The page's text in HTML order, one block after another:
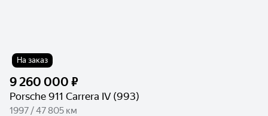
На заказ
9 260 000 ₽
Porsche 911 Carrera IV (993)
1997 / 47 805 км